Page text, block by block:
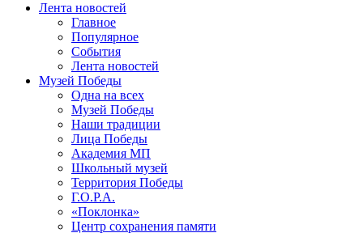
Лента новостей
Главное
Популярное
События
Лента новостей
Музей Победы
Одна на всех
Музей Победы
Наши традиции
Лица Победы
Академия МП
Школьный музей
Территория Победы
Г.О.Р.А.
«Поклонка»
Центр сохранения памяти